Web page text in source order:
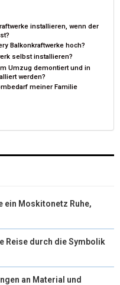
installieren, wenn der
Balkonkraftwerke hoch?
selbst installieren?
Umzug demontiert und in
werden?
meiner Familie
ein Moskitonetz Ruhe,
Reise durch die Symbolik
an Material und